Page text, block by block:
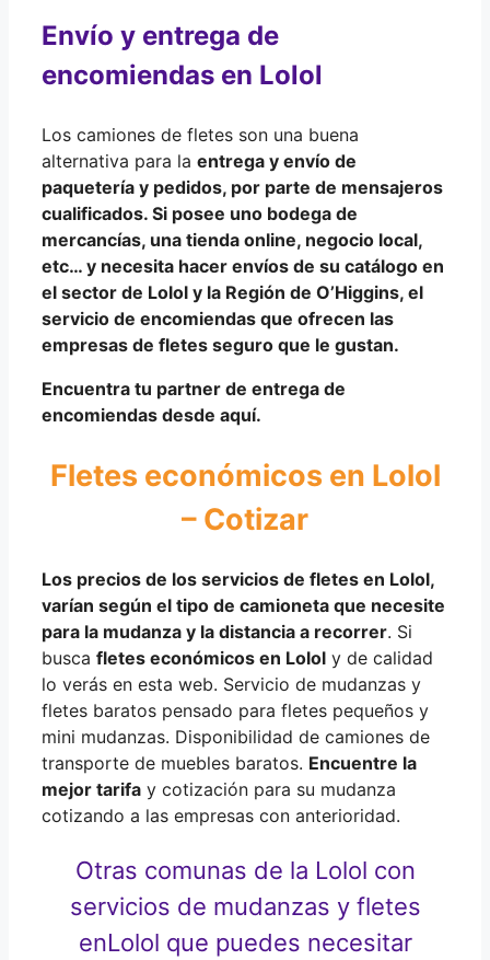
Envío y entrega de
encomiendas en Lolol
Los camiones de fletes son una buena
alternativa para la entrega y envío de
paquetería y pedidos, por parte de mensajeros
cualificados. Si posee uno bodega de
mercancías, una tienda online, negocio local,
etc… y necesita hacer envíos de su catálogo en
el sector de Lolol y la Región de O’Higgins, el
servicio de encomiendas que ofrecen las
empresas de fletes seguro que le gustan.
Encuentra tu partner de entrega de
encomiendas desde aquí.
Fletes económicos en Lolol
– Cotizar
Los precios de los servicios de fletes en Lolol,
varían según el tipo de camioneta que necesite
para la mudanza y la distancia a recorrer. Si
busca fletes económicos en Lolol y de calidad
lo verás en esta web. Servicio de mudanzas y
fletes baratos pensado para fletes pequeños y
mini mudanzas. Disponibilidad de camiones de
transporte de muebles baratos. Encuentre la
mejor tarifa y cotización para su mudanza
cotizando a las empresas con anterioridad.
Otras comunas de la Lolol con
servicios de mudanzas y fletes
enLolol que puedes necesitar